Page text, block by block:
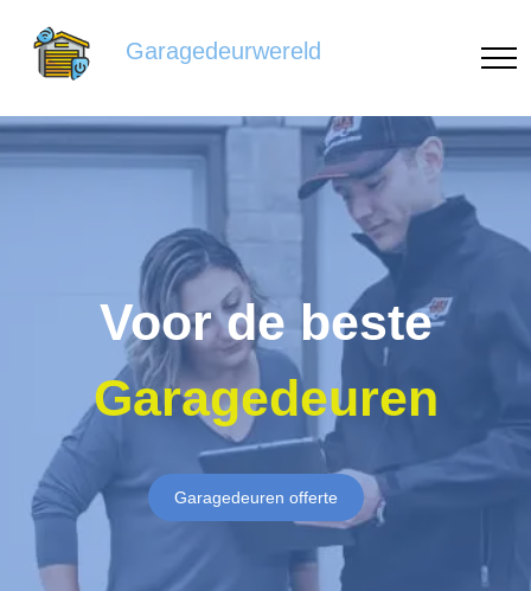
Garagedeurwereld
Voor de beste
Garagedeuren
Garagedeuren offerte